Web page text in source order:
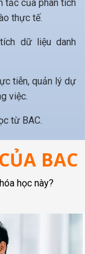
tắc của phân tích
thực tế.
dữ liệu danh
tiễn, quản lý dự
việc.
từ BAC.
học này?
BAC